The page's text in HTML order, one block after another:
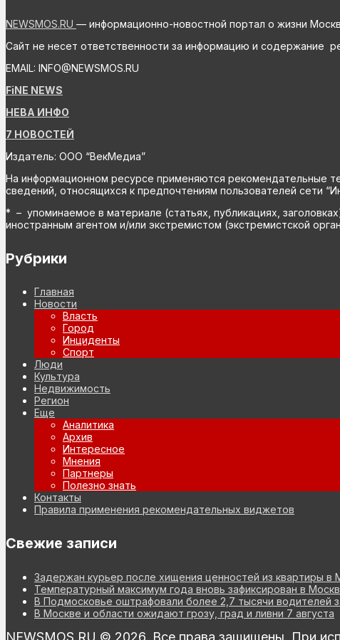
NEWSMOS.RU — информационно-новостной портал о жизни
Сайт не несет ответственности за информацию и содержание
EMAIL: INFO@NEWSMOS.RU
FiNE NEWS
НЕВА ИНФО
7 НОВОСТЕЙ
Издатель: ООО “ВекМедиа”
На информационном ресурсе применяются рекомендательные
сведений, относящихся к предпочтениям пользователей сети
* – упоминаемое в материале (статьях, публикациях,
иностранным агентом и/или экстремистом (экстремистской
Рубрики
Главная
Новости
Власть
Город
Инциденты
Спорт
Люди
Культура
Недвижимость
Регион
Еще
Аналитика
Архив
Интересное
Мнения
Партнеры
Полезно знать
Контакты
Правила применения рекомендательных виджетов
Свежие записи
Задержан курьер после хищения ценностей из квартиры в
Температурный максимум года вновь зафиксирован в
В Подмосковье оштрафовали более 2,7 тысячи водителей
В Москве и области ожидают грозу, град и ливни 7 августа
NEWSMOS.RU © 2026. Все права защищены. При